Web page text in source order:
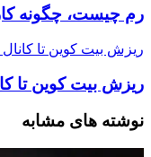
رم چیست، چگونه
ریزش بیت کوین تا کانال ۳۵ هزار دلاری
ریزش بیت کوین تا کانال ۳۵ هزار
نوشته های مشابه